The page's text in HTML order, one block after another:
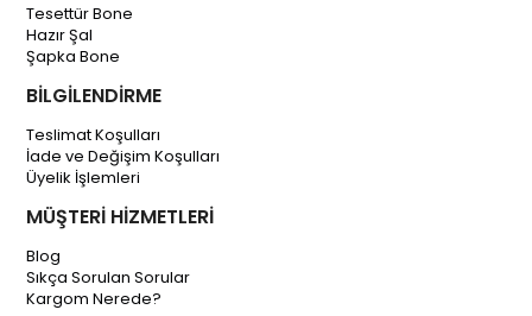
Tesettür Bone
Hazır Şal
Şapka Bone
BİLGİLENDİRME
Teslimat Koşulları
İade ve Değişim Koşulları
Üyelik İşlemleri
MÜŞTERİ HİZMETLERİ
Blog
Sıkça Sorulan Sorular
Kargom Nerede?